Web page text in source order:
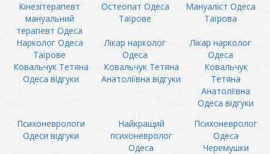
Кінезітерапевт
мануальний
терапевт Одеса
Остеопат Одеса
Таїрове
Мануаліст Одеса
Таїрова
Нарколог Одеса
Таїрове
Лікар нарколог
Одеса
Лікар нарколог
Одеса
Ковальчук Тетяна
Одеса відгуки
Ковальчук Тетяна
Анатоліївна відгуки
Ковальчук
Тетяна
Анатоліївна
Одеса відгуки
Психоневрологи
Одеси відгуки
Найкращий
психоневролог
Одеса
Психоневролог
Одеса
Черемушки